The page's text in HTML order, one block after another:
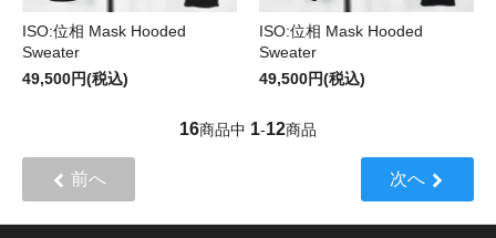
ISO:位相 Mask Hooded
Sweater
49,500円(税込)
ISO:位相 Mask Hooded
Sweater
49,500円(税込)
16商品中 1-12商品
前へ 次へ